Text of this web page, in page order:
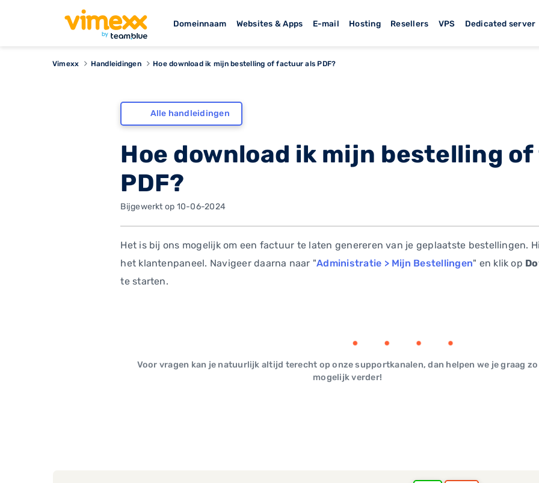
Domeinnaam Websites & Apps E-mail Hosting Resellers VPS Dedicated server
Vimexx Handleidingen Hoe download ik mijn bestelling of factuur als PDF?
Alle handleidingen
Hoe download ik mijn bestelling
PDF?
Bijgewerkt op 10-06-2024
Het is bij ons mogelijk om een factuur te laten genereren van je geplaatste bestellingen.
het klantenpaneel. Navigeer daarna naar "Administratie > Mijn Bestellingen" en klik op
te starten.
Voor vragen kan je natuurlijk altijd terecht op onze supportkanalen, dan helpen we je graag
mogelijk verder!